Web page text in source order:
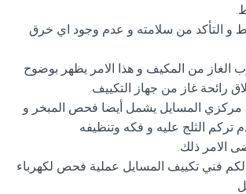
و التأكد من سلامته و عدم وجود اي خرق
الغاز من المكيف و هذا الامر يظهر بوضوح
رائحة غاز من جهاز التكييف.
مركزي المسايل يشمل أيضا فحص المبخر و
تركم الثلج عليه و فكه وتنظيفه
الامر ذلك.
فني تكييف المسايل عملية فحص لكهرباء